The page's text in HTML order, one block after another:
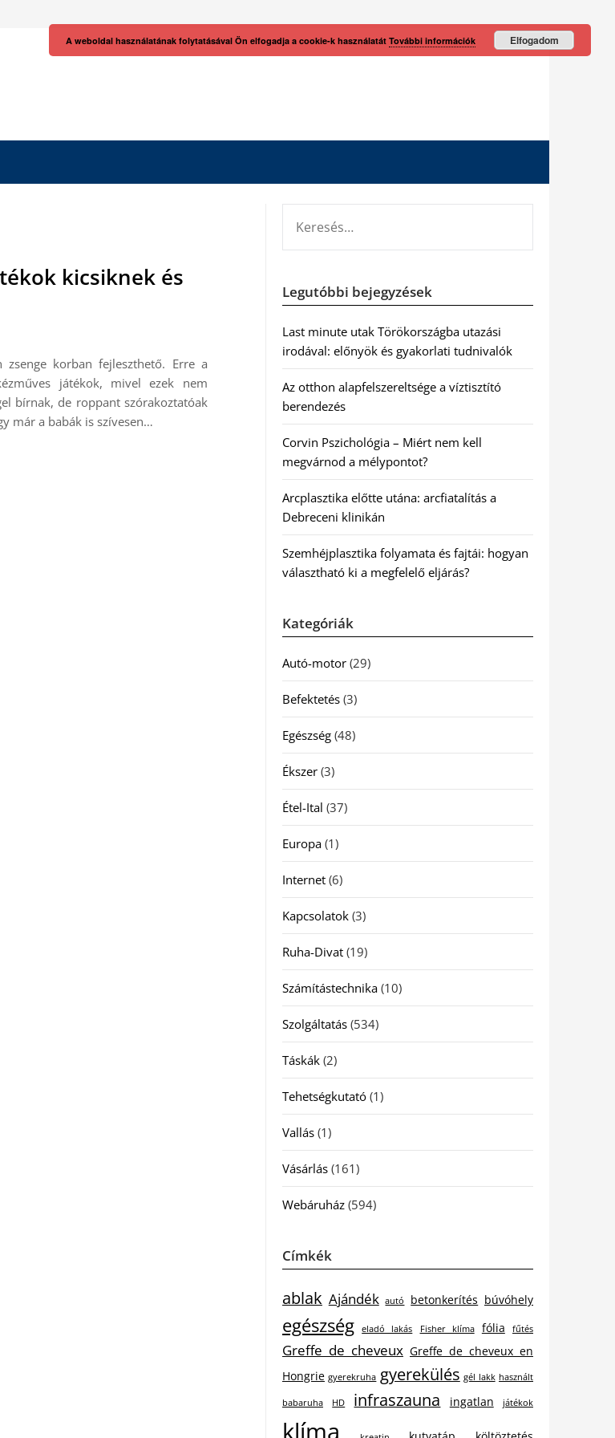
kicsiknek és
korban fejleszthető. Erre a
játékok, mivel ezek nem
bírnak, de roppant szórakoztatóak
már a babák is szívesen…
Legutóbbi bejegyzések
Last minute utak Törökországba utazási
irodával: előnyök és gyakorlati tudnivalók
Az otthon alapfelszereltsége a víztisztító
berendezés
Corvin Pszichológia – Miért nem kell
megvárnod a mélypontot?
Arcplasztika előtte utána: arcfiatalítás a
Debreceni klinikán
Szemhéjplasztika folyamata és fajtái: hogyan
választható ki a megfelelő eljárás?
Kategóriák
Autó-motor(29)
Befektetés(3)
Egészség(48)
Ékszer(3)
Étel-Ital (37)
Europa(1)
Internet(6)
Kapcsolatok(3)
Ruha-Divat(19)
Számítástechnika(10)
Szolgáltatás(534)
Táskák(2)
Tehetségkutató(1)
Vallás(1)
Vásárlás(161)
Webáruház(594)
Címkék
ablak Ajándék autó betonkerítés búvóhely
egészség eladó lakás Fisher klíma fólia fűtés
Greffe de cheveux Greffe de cheveux en
Hongrie gyerekruha gyerekülés gél lakk használt
babaruha HD infraszauna ingatlan játékok
klíma
A weboldal használatának folytatásával Ön elfogadja a cookie-k használatát További információk Elfogadom